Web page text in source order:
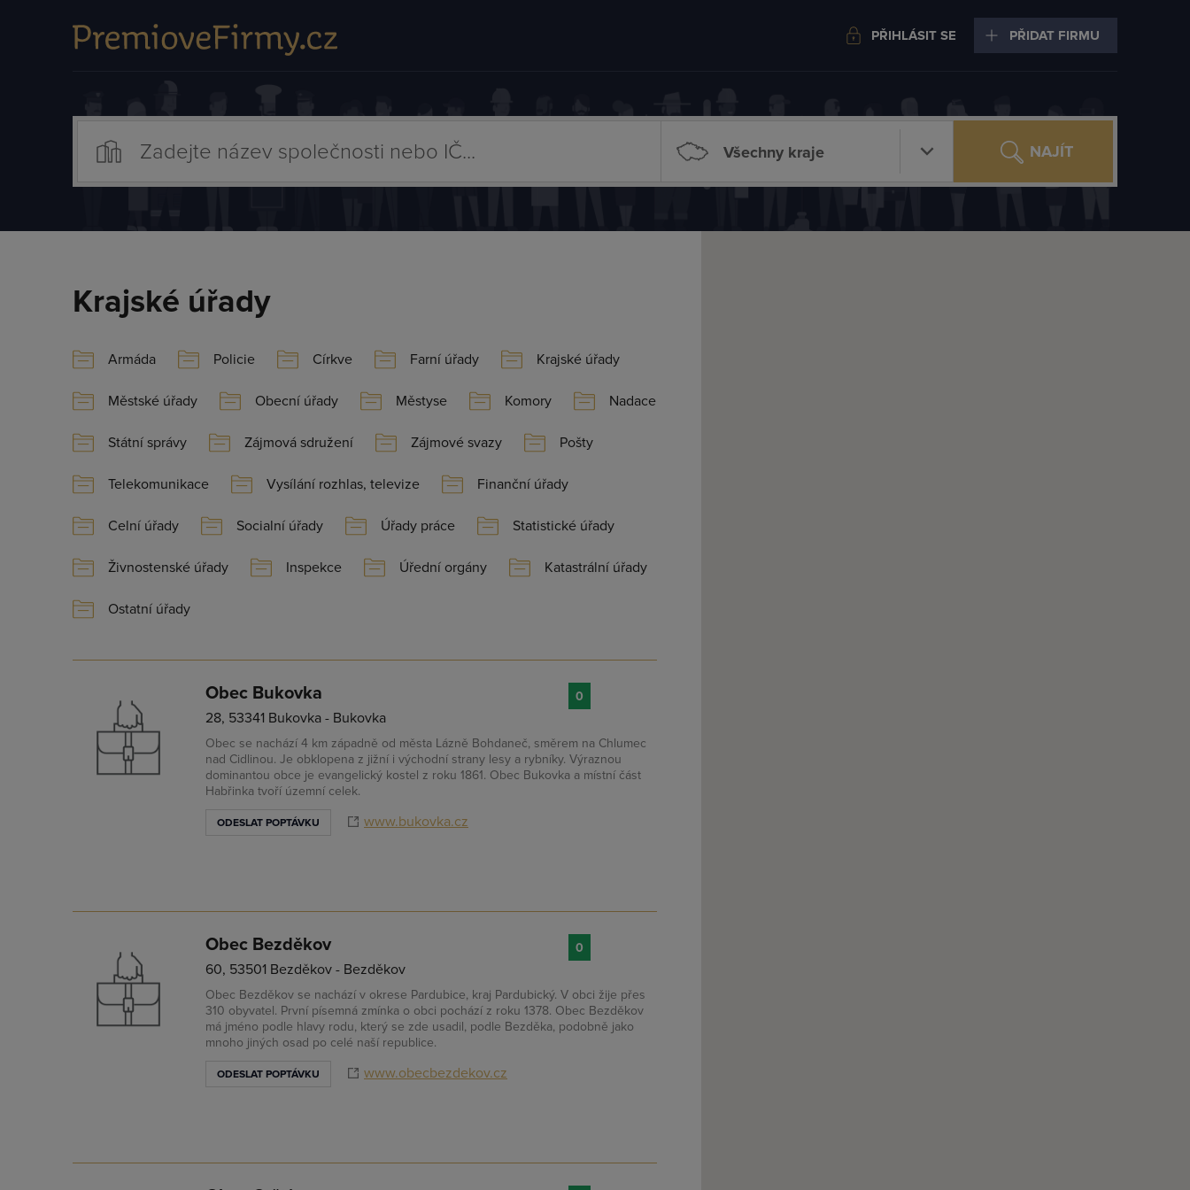
PŘIHLÁSIT SE PŘIDAT FIRMU
Všechny kraje NAJÍT
Krajské úřady
Armáda Policie Církve Farní úřady Krajské úřady
Městské úřady Obecní úřady Městyse Komory Nadace
Státní správy Zájmová sdružení Zájmové svazy Pošty
Telekomunikace Vysílání rozhlas, televize Finanční úřady
Celní úřady Socialní úřady Úřady práce Statistické úřady
Živnostenské úřady Inspekce Úřední orgány Katastrální úřady
Ostatní úřady
Obec Bukovka
28, 53341 Bukovka - Bukovka
Obec se nachází 4 km západně od města Lázně Bohdaneč, směrem na Chlumec
nad Cidlinou. Je obklopena z jižní i východní strany lesy a rybníky. Výraznou
dominantou obce je evangelický kostel z roku 1861. Obec Bukovka a místní část
Habřinka tvoří územní celek.
ODESLAT POPTÁVKU www.bukovka.cz
0
Obec Bezděkov
60, 53501 Bezděkov - Bezděkov
Obec Bezděkov se nachází v okrese Pardubice, kraj Pardubický. V obci žije přes
310 obyvatel. První písemná zmínka o obci pochází z roku 1378. Obec Bezděkov
má jméno podle hlavy rodu, který se zde usadil, podle Bezděka, podobně jako
mnoho jiných osad po celé naší republice.
ODESLAT POPTÁVKU www.obecbezdekov.cz
0